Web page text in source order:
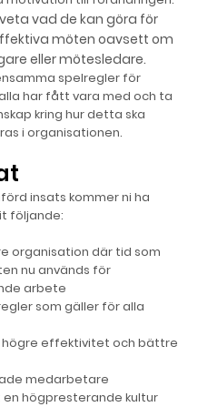
vad de kan göra för
möten oavsett om
eller mötesledare.
spelregler för
har fått vara med och ta
kring hur detta ska
i organisationen.
insats kommer ni ha
följande:
organisation där tid som
nu används för
arbete
som gäller för alla
högre effektivitet och bättre
medarbetare
högpresterande kultur